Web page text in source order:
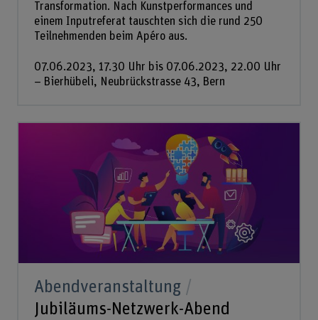
Transformation. Nach Kunstperformances und
einem Inputreferat tauschten sich die rund 250
Teilnehmenden beim Apéro aus.
07.06.2023, 17.30 Uhr bis 07.06.2023, 22.00 Uhr
– Bierhübeli, Neubrückstrasse 43, Bern
Abendveranstaltung
Jubiläums-Netzwerk-Abend